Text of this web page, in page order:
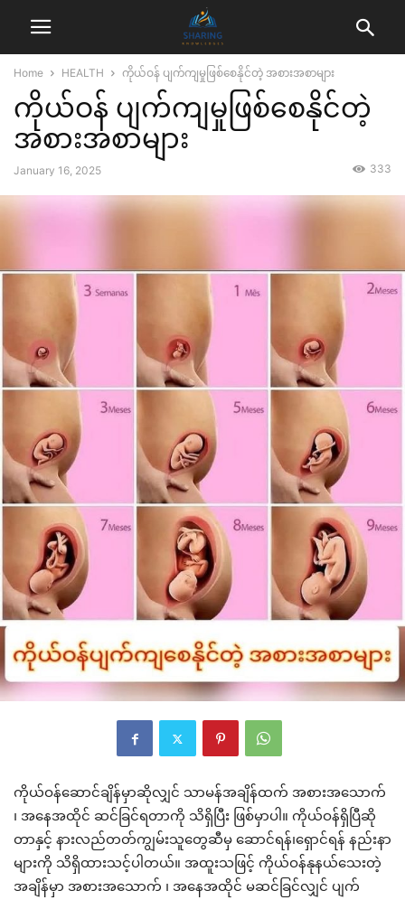
Home HEALTH ကိုယ်ဝန် ပျက်ကျမှုဖြစ်စေနိုင်တဲ့ အစားအစာများ
ကိုယ်ဝန် ပျက်ကျမှုဖြစ်စေနိုင်တဲ့
အစားအစာများ
January 16, 2025 333
ကိုယ်ဝန်ဆောင်ချိန်မှာဆိုလျှင် သာမန်အချိန်ထက် အစားအသောက်
၊ အနေအထိုင် ဆင်ခြင်ရတာကို သိရှိပြီး ဖြစ်မှာပါ။ ကိုယ်ဝန်ရှိပြီဆို
တာနှင့် နားလည်တတ်ကျွမ်းသူတွေဆီမှ ဆောင်ရန်၊ရှောင်ရန် နည်းနာ
များကို သိရှိထားသင့်ပါတယ်။ အထူးသဖြင့် ကိုယ်ဝန်နုနယ်သေးတဲ့
အချိန်မှာ အစားအသောက် ၊ အနေအထိုင် မဆင်ခြင်လျှင် ပျက်